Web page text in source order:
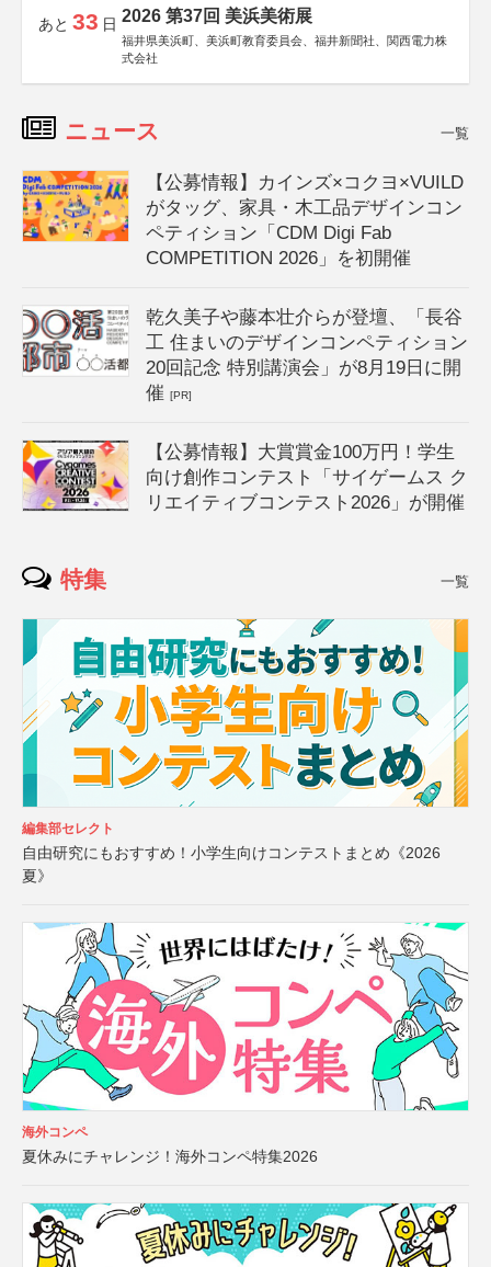
あと 33 日 2026 第37回 美浜美術展
福井県美浜町、美浜町教育委員会、福井新聞社、関西電力株
式会社
ニュース 一覧
【公募情報】カインズ×コクヨ×VUILD
がタッグ、家具・木工品デザインコン
ペティション「CDM Digi Fab
COMPETITION 2026」を初開催
乾久美子や藤本壮介らが登壇、「長谷
工 住まいのデザインコンペティション
20回記念 特別講演会」が8月19日に開
催[PR]
【公募情報】大賞賞金100万円！学生
向け創作コンテスト「サイゲームス ク
リエイティブコンテスト2026」が開催
特集 一覧
編集部セレクト
自由研究にもおすすめ！小学生向けコンテストまとめ《2026
夏》
海外コンペ
夏休みにチャレンジ！海外コンペ特集2026